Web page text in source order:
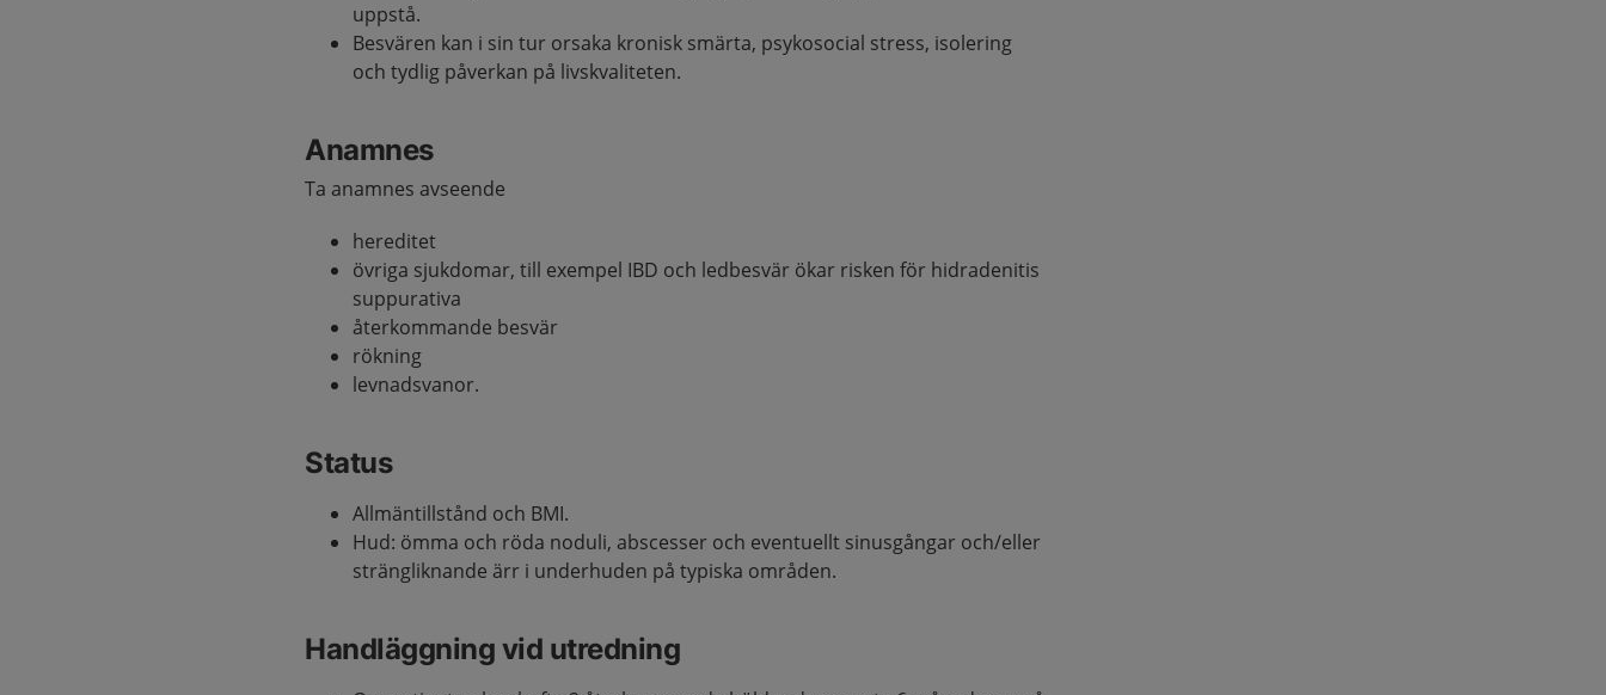
uppstå.
Besvären kan i sin tur orsaka kronisk smärta, psykosocial stress, isolering
och tydlig påverkan på livskvaliteten.
Anamnes
Ta anamnes avseende
hereditet
övriga sjukdomar, till exempel IBD och ledbesvär ökar risken för hidradenitis
suppurativa
återkommande besvär
rökning
levnadsvanor.
Status
Allmäntillstånd och BMI.
Hud: ömma och röda noduli, abscesser och eventuellt sinusgångar och/eller
strängliknande ärr i underhuden på typiska områden.
Handläggning vid utredning